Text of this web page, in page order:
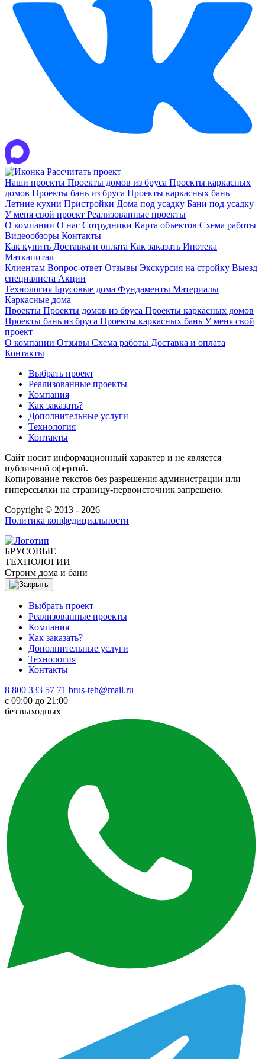
Рассчитать проект
Наши проекты Проекты домов из бруса Проекты каркасных
домов Проекты бань из бруса Проекты каркасных бань
Летние кухни Пристройки Дома под усадку Бани под усадку
У меня свой проект Реализованные проекты
О компании О нас Сотрудники Карта объектов Схема работы
Видеообзоры Контакты
Как купить Доставка и оплата Как заказать Ипотека
Маткапитал
Клиентам Вопрос-ответ Отзывы Экскурсия на стройку Выезд
специалиста Акции
Технология Брусовые дома Фундаменты Материалы
Каркасные дома
Проекты Проекты домов из бруса Проекты каркасных домов
Проекты бань из бруса Проекты каркасных бань У меня свой
проект
О компании Отзывы Схема работы Доставка и оплата
Контакты
Выбрать проект
Реализованные проекты
Компания
Как заказать?
Дополнительные услуги
Технология
Контакты
Сайт носит информационный характер и не является
публичной офертой.
Копирование текстов без разрешения администрации или
гиперссылки на страницу-первоисточник запрещено.
Copyright © 2013 - 2026
Политика конфедициальности
БРУСОВЫЕ
ТЕХНОЛОГИИ
Строим дома и бани
Выбрать проект
Реализованные проекты
Компания
Как заказать?
Дополнительные услуги
Технология
Контакты
8 800 333 57 71 brus-teh@mail.ru
с 09:00 до 21:00
без выходных